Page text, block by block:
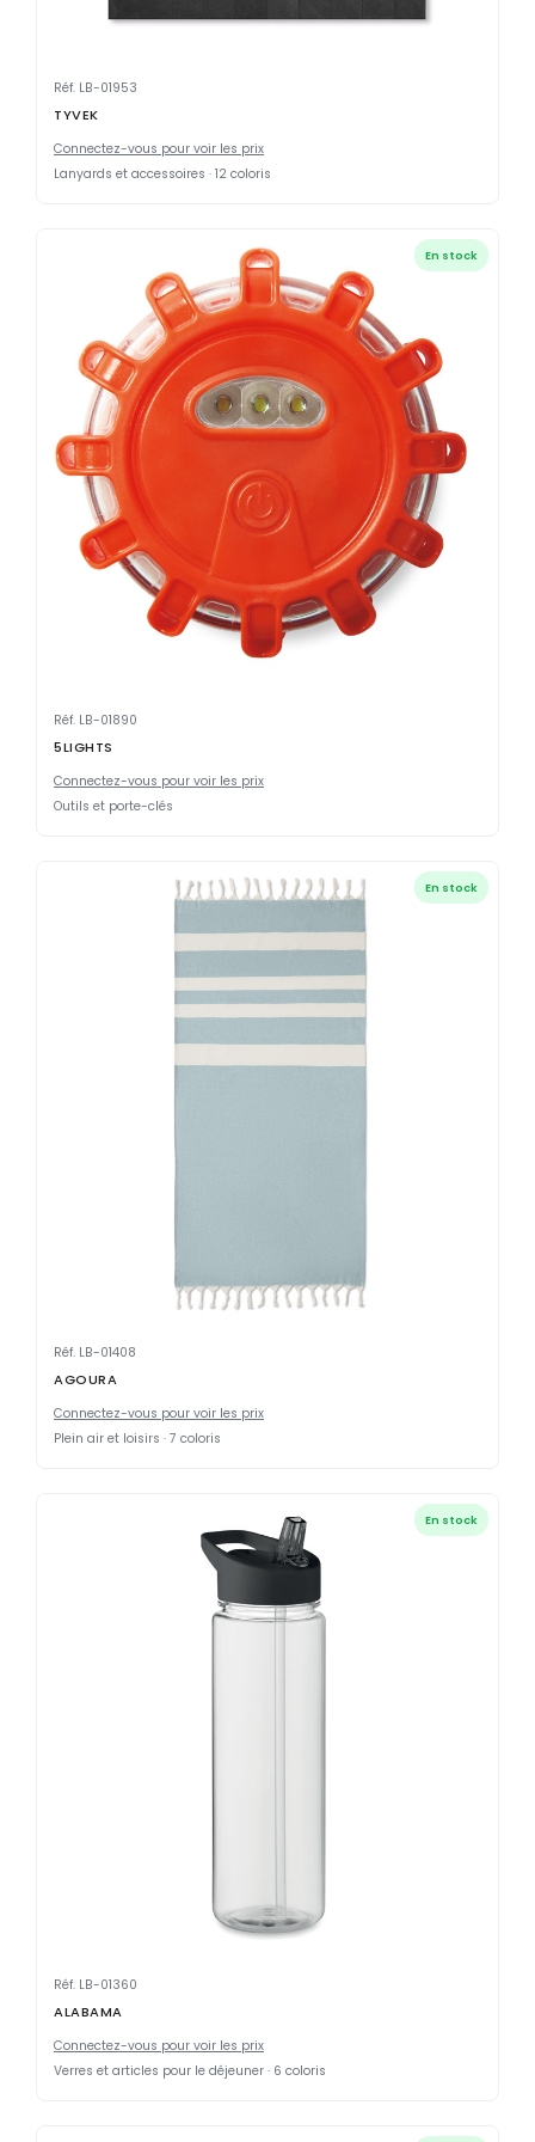
Réf. LB-01953
TYVEK
Connectez-vous pour voir les prix
Lanyards et accessoires · 12 coloris
En stock
Réf. LB-01890
5LIGHTS
Connectez-vous pour voir les prix
Outils et porte-clés
En stock
Réf. LB-01408
AGOURA
Connectez-vous pour voir les prix
Plein air et loisirs · 7 coloris
En stock
Réf. LB-01360
ALABAMA
Connectez-vous pour voir les prix
Verres et articles pour le déjeuner · 6 coloris